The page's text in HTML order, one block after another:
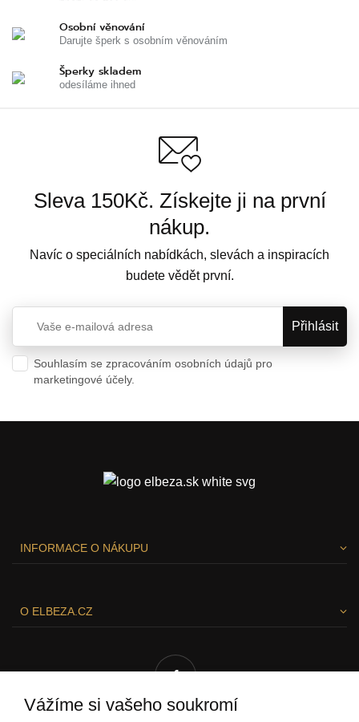
Osobní věnování
Darujte šperk s osobním věnováním
Šperky skladem
odesíláme ihned
Sleva 150Kč. Získejte ji na první
nákup.
Navíc o speciálních nabídkách, slevách a inspiracích
budete vědět první.
Souhlasím se zpracováním osobních údajů pro
marketingové účely.
INFORMACE O NÁKUPU
O ELBEZA.CZ
Vážíme si vašeho soukromí